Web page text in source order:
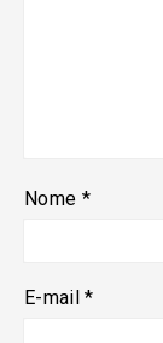
Nome *
E-mail*